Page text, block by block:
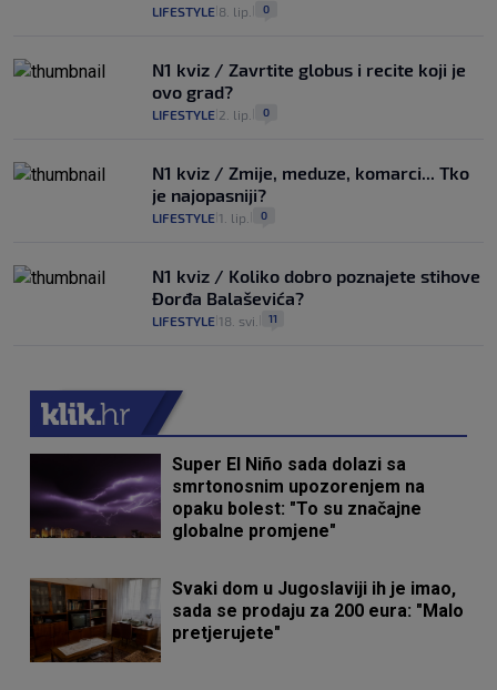
LIFESTYLE 8. lip. 0
N1 kviz / Zavrtite globus i recite koji je
ovo grad?
LIFESTYLE 2. lip. 0
N1 kviz / Zmije, meduze, komarci... Tko
je najopasniji?
LIFESTYLE 1. lip. 0
N1 kviz / Koliko dobro poznajete stihove
Đorđa Balaševića?
LIFESTYLE 18. svi. 11
Super El Niño sada dolazi sa
smrtonosnim upozorenjem na
opaku bolest: "To su značajne
globalne promjene"
Svaki dom u Jugoslaviji ih je imao,
sada se prodaju za 200 eura: "Malo
pretjerujete"